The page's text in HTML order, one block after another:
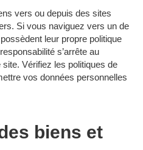
vers ou depuis des sites
Si vous naviguez vers un de
leur propre politique
s’arrête au
Vérifiez les politiques de
vos données personnelles
biens et